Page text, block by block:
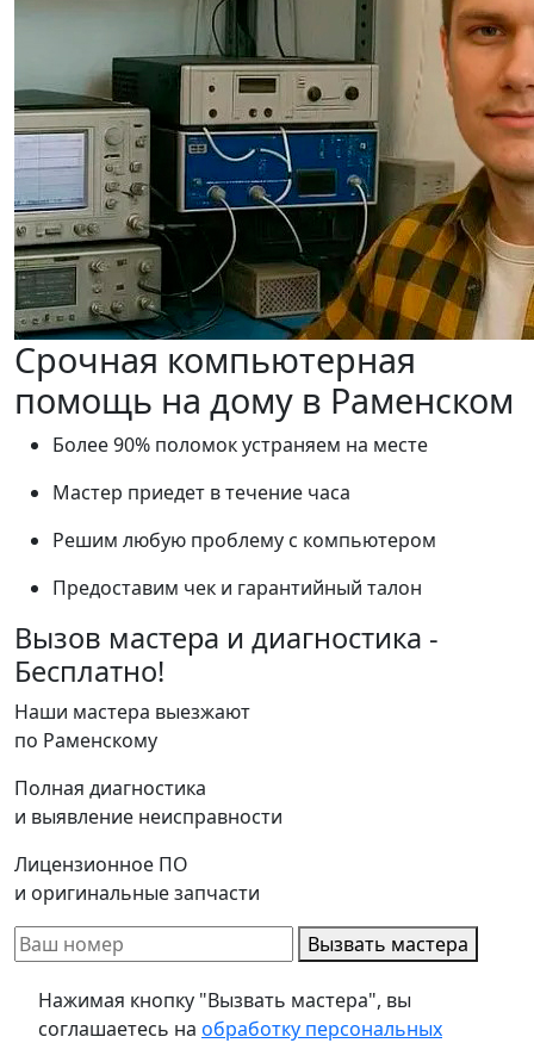
Срочная компьютерная
помощь на дому в Раменском
Более 90% поломок устраняем на месте
Мастер приедет в течение часа
Решим любую проблему с компьютером
Предоставим чек и гарантийный талон
Вызов мастера и диагностика -
Бесплатно!
Наши мастера выезжают
по Раменскому
Полная диагностика
и выявление неисправности
Лицензионное ПО
и оригинальные запчасти
Вызвать мастера
Нажимая кнопку "Вызвать мастера", вы
соглашаетесь на обработку персональных